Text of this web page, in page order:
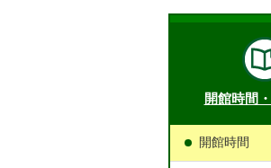
開館時間
開館時間